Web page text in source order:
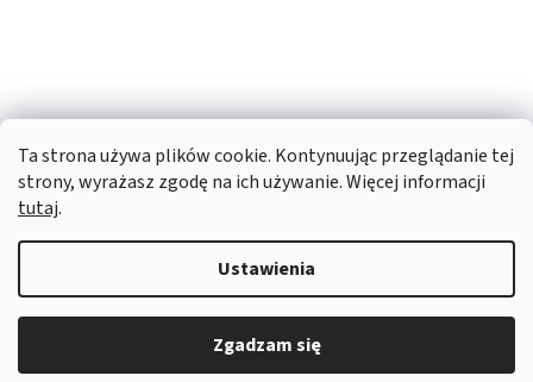
Ta strona używa plików cookie. Kontynuując przeglądanie tej
strony, wyrażasz zgodę na ich używanie. Więcej informacji
tutaj.
Ustawienia
Zgadzam się
Opracował Shoptet
OTX Pharma. Wszystkie prawa zastrzeżone.